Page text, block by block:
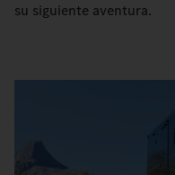
su siguiente aventura.